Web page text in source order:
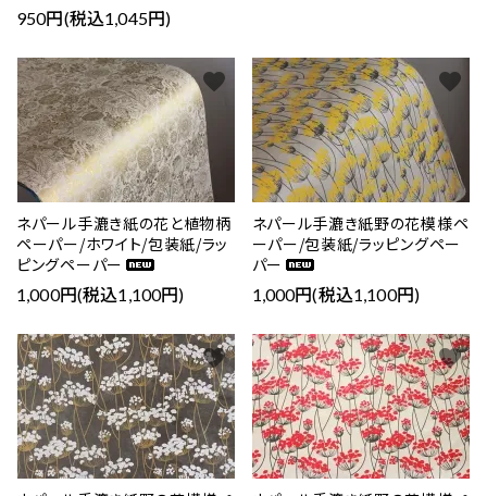
950円(税込1,045円)
ネパール手漉き紙の花と植物柄
ペーパー/ホワイト/包装紙/ラッ
ピングペーパー
1,000円(税込1,100円)
favorite
ネパール手漉き紙野の花模様ペ
ーパー/包装紙/ラッピングペー
パー
1,000円(税込1,100円)
favorite
favorite favorite